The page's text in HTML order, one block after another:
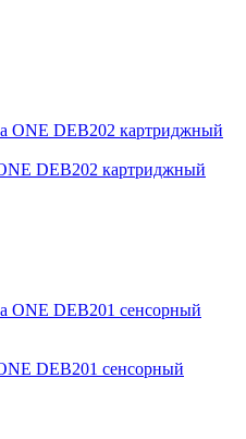
DEB202 картриджный
DEB201 сенсорный